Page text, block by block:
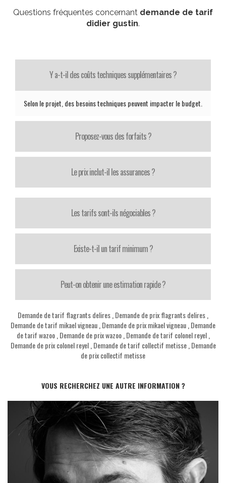
Questions fréquentes concernant demande de tarif
didier gustin.
Y a-t-il des coûts techniques supplémentaires ?
Selon le projet, des besoins techniques peuvent impacter le budget.
Proposez-vous des forfaits ?
Le prix inclut-il les assurances ?
Les tarifs sont-ils négociables ?
Existe-t-il un tarif minimum ?
Peut-on obtenir une estimation rapide ?
Demande de tarif flagrants delires Demande de prix flagrants delires
Demande de tarif mikael vigneau Demande de prix mikael vigneau Demande
de tarif wazoo, Demande de prix wazoo, Demande de tarif colonel reyel,
Demande de prix colonel reyel, Demande de tarif collectif metisse, Demande
de prix collectif metisse
VOUS RECHERCHEZ UNE AUTRE INFORMATION ?